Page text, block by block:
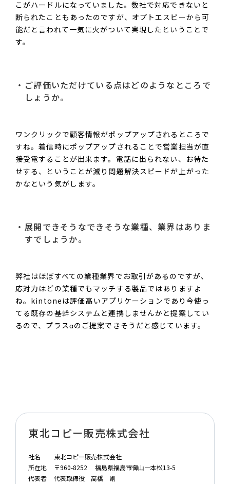
こがハードルになっていました。数社で対応できないと
断られたこともあったのですが、オプトエスピーから可
能だと言われて一気に火がついて実現したということで
す。
ご評価いただけている点はどのようなところで
しょうか。
ワンクリックで顧客情報がポップアップされるところで
すね。着信時にポップアップされることで営業担当が直
接受電することが出来ます。電話に出られない、お待た
せする、ということが減り問題解決スピードが上がった
かなという気がします。
展開できそうなできそうな業種、業界はありま
すでしょうか。
弊社はほぼすべての業種業界でお取引があるのですが、
応対力はどの業種でもマッチする製品ではありますよ
ね。kintoneは評価高いアプリケーションであり今使っ
てる既存の基幹システムと連携しませんかと提案してい
るので、プラスαのご提案できそうだと感じています。
東北コピー販売株式会社
社名
東北コピー販売株式会社
所在地
〒960-8252 福島県福島市御山一本松13-5
代表者
代表取締役 高橋 剛